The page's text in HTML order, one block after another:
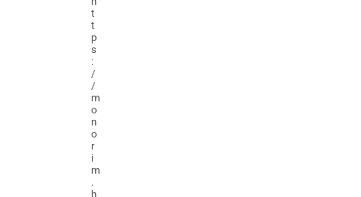
t
t
p
s
:
/
/
m
o
n
o
r
i
m
.
h